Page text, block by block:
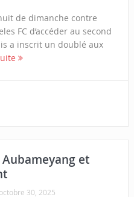
de dimanche contre
FC d’accéder au second
a inscrit un doublé aux
et
octobre 30, 2025